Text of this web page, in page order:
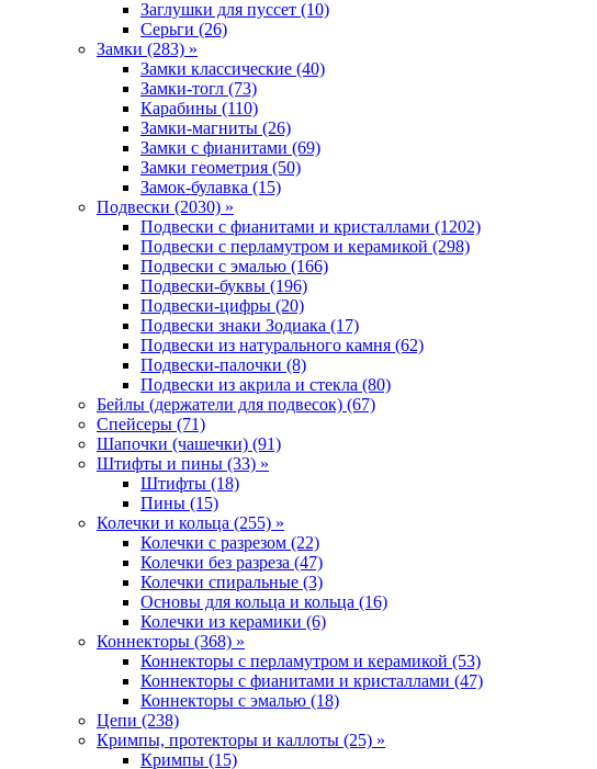
Заглушки для пуссет (10)
Серьги (26)
Замки (283) »
Замки классические (40)
Замки-тогл (73)
Карабины (110)
Замки-магниты (26)
Замки с фианитами (69)
Замки геометрия (50)
Замок-булавка (15)
Подвески (2030) »
Подвески с фианитами и кристаллами (1202)
Подвески с перламутром и керамикой (298)
Подвески с эмалью (166)
Подвески-буквы (196)
Подвески-цифры (20)
Подвески знаки Зодиака (17)
Подвески из натурального камня (62)
Подвески-палочки (8)
Подвески из акрила и стекла (80)
Бейлы (держатели для подвесок) (67)
Спейсеры (71)
Шапочки (чашечки) (91)
Штифты и пины (33) »
Штифты (18)
Пины (15)
Колечки и кольца (255) »
Колечки с разрезом (22)
Колечки без разреза (47)
Колечки спиральные (3)
Основы для кольца и кольца (16)
Колечки из керамики (6)
Коннекторы (368) »
Коннекторы с перламутром и керамикой (53)
Коннекторы с фианитами и кристаллами (47)
Коннекторы с эмалью (18)
Цепи (238)
Кримпы, протекторы и каллоты (25) »
Кримпы (15)